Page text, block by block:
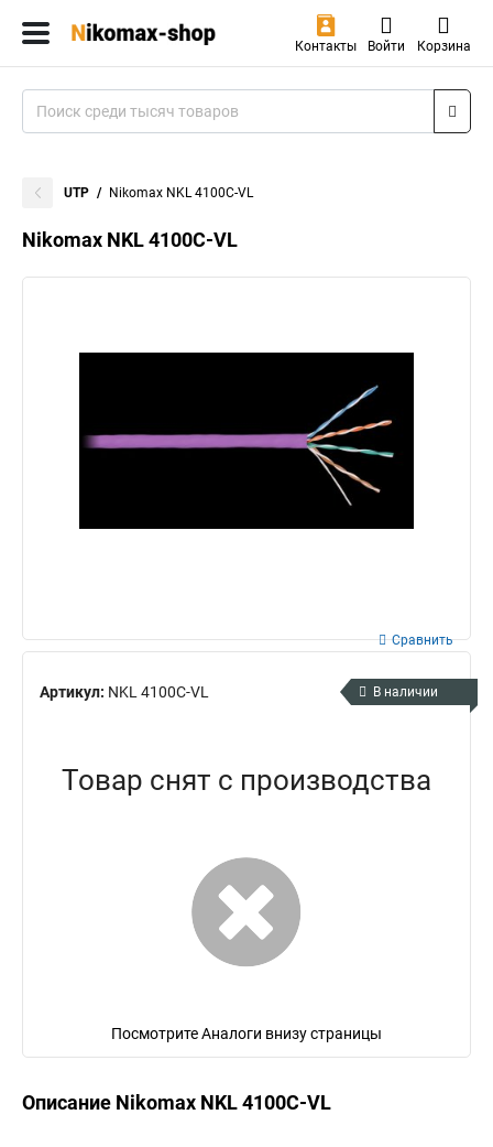
Контакты Войти Корзина
UTP Nikomax NKL 4100C-VL
Nikomax NKL 4100C-VL
Артикул: NKL 4100C-VL
Сравнить
В наличии
Товар снят с производства
Посмотрите Аналоги внизу страницы
Описание Nikomax NKL 4100C-VL